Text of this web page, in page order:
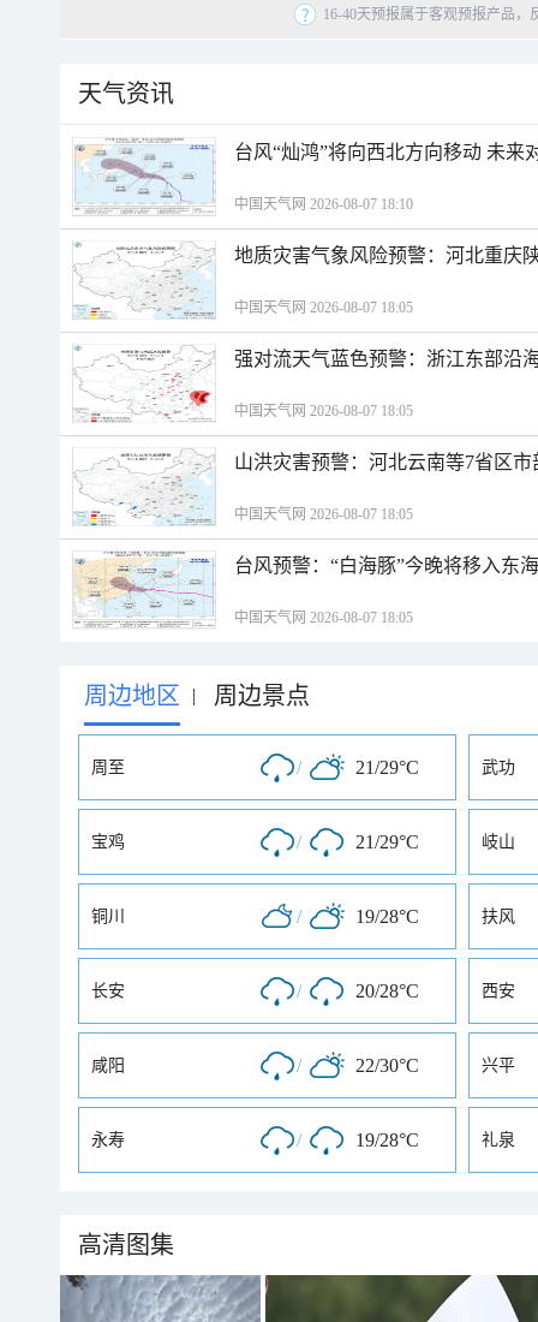
16-40天预报属于客观预报产品
天气资讯
台风“灿鸿”将向西北方向移动 未来
中国天气网 2026-08-07 18:10
地质灾害气象风险预警：河北重庆
中国天气网 2026-08-07 18:05
强对流天气蓝色预警：浙江东部沿
中国天气网 2026-08-07 18:05
山洪灾害预警：河北云南等7省区
中国天气网 2026-08-07 18:05
台风预警：“白海豚”今晚将移入东
中国天气网 2026-08-07 18:05
周边地区 | 周边景点
周至 / 21/29°C 武功
宝鸡 / 21/29°C 岐山
铜川 / 19/28°C 扶风
长安 / 20/28°C 西安
咸阳 / 22/30°C 兴平
永寿 / 19/28°C 礼泉
高清图集